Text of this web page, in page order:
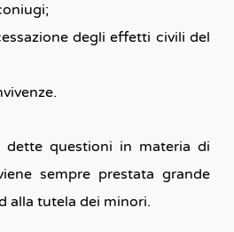
degli effetti civili del
dette questioni in materia di
sempre prestata grande
alla tutela dei minori.